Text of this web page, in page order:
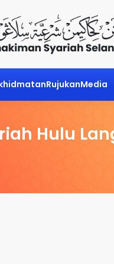
RujukanMedia
Hulu